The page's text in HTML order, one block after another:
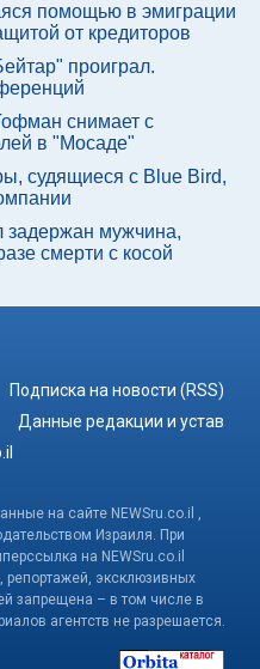
помощью в эмиграции
от кредиторов
проиграл.
снимает с
в "Мосаде"
судящиеся с Blue Bird,
задержан мужчина,
смерти с косой
Подписка на новости (RSS)
Данные редакции и устав
на сайте NEWSru.co.il ,
Израиля. При
на NEWSru.co.il
репортажей, эксклюзивных
запрещена – в том числе в
агентств не разрешается.